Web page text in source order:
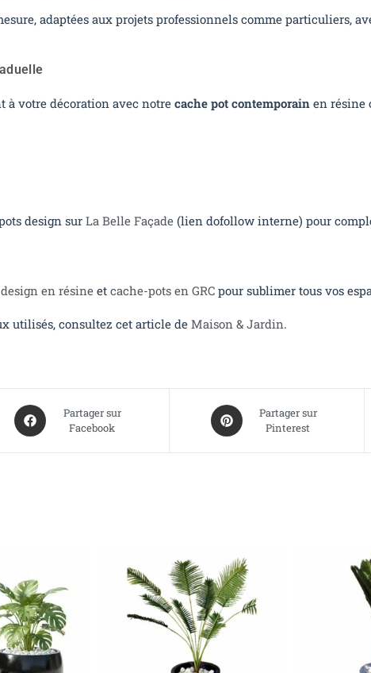
adaptées aux projets professionnels comme particuliers,
à votre décoration avec notrecache pot contemporain en résine
design surLa Belle Façade (lien dofollow interne) pour
en résineetcache-pots en GRC pour sublimer tous vos
utilisés, consultez cet article deMaison & Jardin.
Partager sur
Facebook
Partager sur
Pinterest